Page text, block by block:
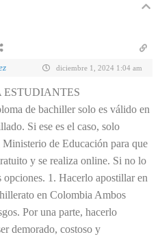
diciembre 1, 2024 1:04 am
ESTUDIANTES
de bachiller solo es válido en
Si ese es el caso, solo
de Educación para que
y se realiza online. Si no lo
opciones. 1. Hacerlo apostillar en
en Colombia Ambos
Por una parte, hacerlo
demorado, costoso y